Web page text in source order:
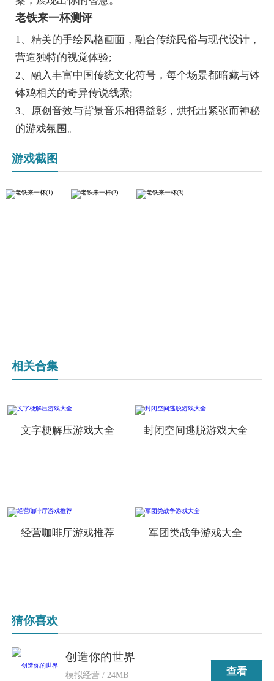
老铁来一杯测评
1、精美的手绘风格画面，融合传统民俗与现代设计，
营造独特的视觉体验;
2、融入丰富中国传统文化符号，每个场景都暗藏与钵
钵鸡相关的奇异传说线索;
3、原创音效与背景音乐相得益彰，烘托出紧张而神秘
的游戏氛围。
游戏截图
相关合集
文字梗解压游戏大全 封闭空间逃脱游戏大全
经营咖啡厅游戏推荐 军团类战争游戏大全
猜你喜欢
创造你的世界
模拟经营 / 24MB
查看